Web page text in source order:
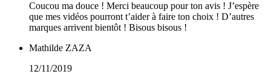
Coucou ma douce ! Merci beaucoup pour ton avis ! J’espère
que mes vidéos pourront t’aider à faire ton choix ! D’autres
marques arrivent bientôt ! Bisous bisous !
Mathilde ZAZA
12/11/2019